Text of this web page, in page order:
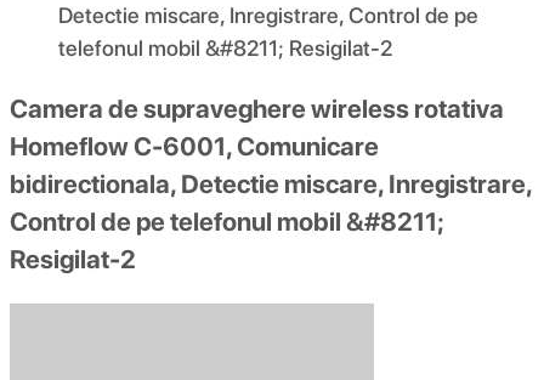
Detectie miscare, Inregistrare, Control de pe
telefonul mobil &#8211; Resigilat-2
Camera de supraveghere wireless rotativa
Homeflow C-6001, Comunicare
bidirectionala, Detectie miscare, Inregistrare,
Control de pe telefonul mobil &#8211;
Resigilat-2